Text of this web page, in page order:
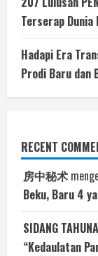
Terserap Dunia
Hadapi Era
Prodi Baru dan
RECENT
房中秘术
Beku, Baru 4
SIDANG
“Kedaulatan